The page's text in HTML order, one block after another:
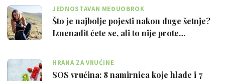
JEDNOSTAVAN MEĐUOBROK
Što je najbolje pojesti nakon duge šetnje?
Iznenadit ćete se, ali to nije prote…
HRANA ZA VRUĆINE
SOS vrućina: 8 namirnica koje hlade i 7